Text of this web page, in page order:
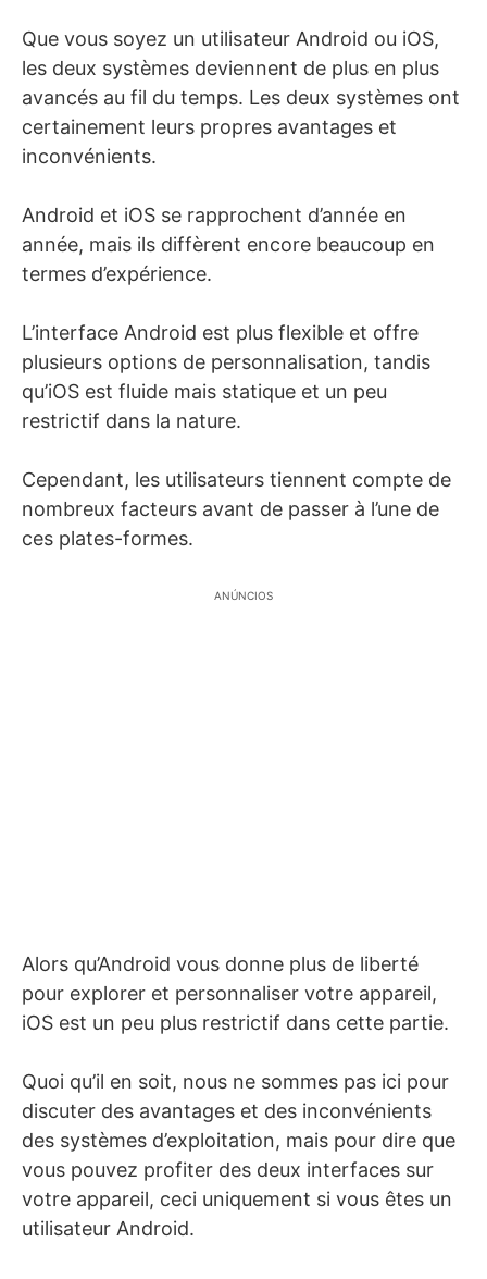
Que vous soyez un utilisateur Android ou iOS,
les deux systèmes deviennent de plus en plus
avancés au fil du temps. Les deux systèmes ont
certainement leurs propres avantages et
inconvénients.
Android et iOS se rapprochent d’année en
année, mais ils diffèrent encore beaucoup en
termes d’expérience.
L’interface Android est plus flexible et offre
plusieurs options de personnalisation, tandis
qu’iOS est fluide mais statique et un peu
restrictif dans la nature.
Cependant, les utilisateurs tiennent compte de
nombreux facteurs avant de passer à l’une de
ces plates-formes.
ANÚNCIOS
Alors qu’Android vous donne plus de liberté
pour explorer et personnaliser votre appareil,
iOS est un peu plus restrictif dans cette partie.
Quoi qu’il en soit, nous ne sommes pas ici pour
discuter des avantages et des inconvénients
des systèmes d’exploitation, mais pour dire que
vous pouvez profiter des deux interfaces sur
votre appareil, ceci uniquement si vous êtes un
utilisateur Android.